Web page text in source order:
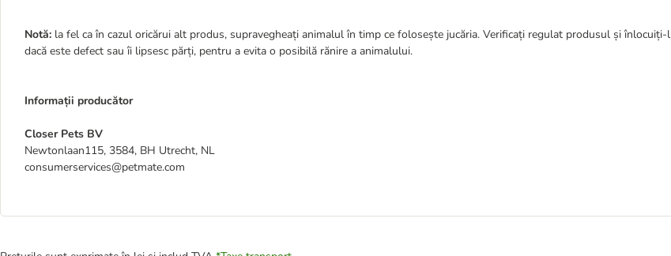
Notă: la fel ca în cazul oricărui alt produs, supravegheați animalul în timp ce folosește jucăria. Verificați regulat produsul și înlocuiți-l
dacă este defect sau îi lipsesc părți, pentru a evita o posibilă rănire a animalului.
Informații producător
Closer Pets BV
Newtonlaan115, 3584, BH Utrecht, NL
consumerservices@petmate.com